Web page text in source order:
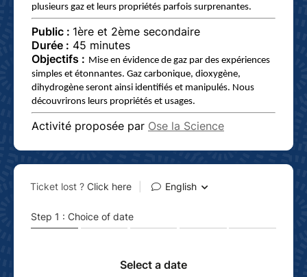
plusieurs gaz et leurs propriétés parfois surprenantes.
Public : 1ère et 2ème secondaire
Durée : 45 minutes
Objectifs : Mise en évidence de gaz par des expériences
simples et étonnantes. Gaz carbonique, dioxygène,
dihydrogène seront ainsi identifiés et manipulés. Nous
découvrirons leurs propriétés et usages.
Activité proposée par Ose la Science